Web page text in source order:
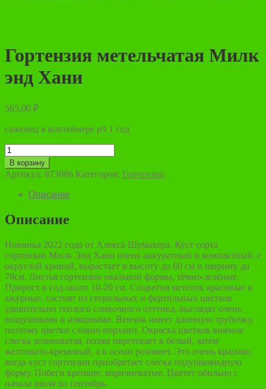
Гортензия метельчатая Милк
энд Хани
565,00 ₽
саженец в контейнере р9 1 год
Количество
товара
Гортензия
метельчатая
Милк
Хани
В корзину
Артикул: 873086 Категория: Гортензии
Описание
Описание
Новинка 2022 года от Алекса Шумахера. Куст сорта
гортензии Милк Энд Хани очень аккуратный и компактный, с
округлой кроной, вырастает в высоту до 60 см и ширину до
70см. Листья гортензии овальной формы, тёмно-зелёные.
Прирост в год около 10-20 см. Соцветия метелок красивые и
ажурные, состоят из стерильных и фертильных цветков
удивительно теплого сливочного оттенка, выглядят очень
воздушными и изящными. Венчик имеет длинную трубочку,
поэтому цветки словно порхают. Окраска цветков вначале
слегка зеленоватая, позже перетекает в белый, затем
желтовато-кремовый, а к осени розовеет. Это очень красиво,
когда куст гортензии приобретает слегка подушковидную
форму. Побеги крепкие, коричневатые. Цветет обильно с
начала июля по сентябрь.